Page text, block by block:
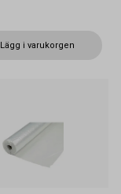
Lägg i varukorgen